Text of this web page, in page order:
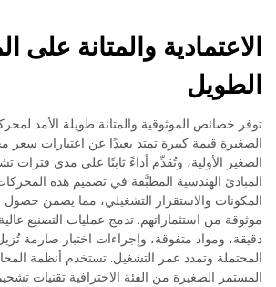
الاعتمادية والمتانة على
الطويل
توفر خصائص الموثوقية والمتانة طويلة الأمد
الصغيرة قيمة كبيرة تمتد بعيدًا عن اعتبارات سعر
الصغير الأولية، وتُقدِّم أداءً ثابتًا على مدى فترات
المبادئ الهندسية المطبَّقة في تصميم هذه
المكونات والاستقرار التشغيلي، مما يضمن
موثوقة من استثماراتهم. تدمج عمليات التصنيع
دقيقة، ومواد متفوقة، وإجراءات اختبار صارمة
المحتملة وتمدد عمر التشغيل. تستخدم أنظمة
المستمر الصغيرة من الفئة الاحترافية تقنيات